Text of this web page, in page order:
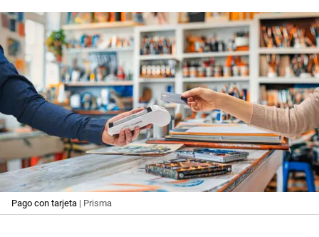
Pago con tarjeta | Prisma